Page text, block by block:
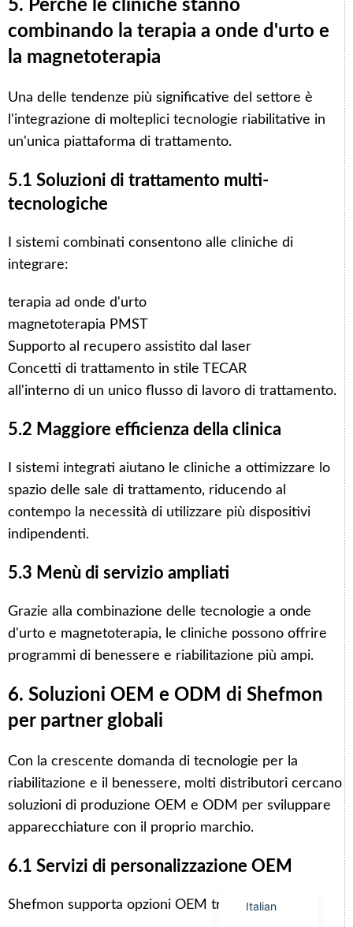
5. Perché le cliniche stanno
combinando la terapia a onde d'urto e
la magnetoterapia
Una delle tendenze più significative del settore è
l'integrazione di molteplici tecnologie riabilitative in
un'unica piattaforma di trattamento.
5.1 Soluzioni di trattamento multi-
tecnologiche
I sistemi combinati consentono alle cliniche di
integrare:
terapia ad onde d'urto
magnetoterapia PMST
Supporto al recupero assistito dal laser
Concetti di trattamento in stile TECAR
all'interno di un unico flusso di lavoro di trattamento.
5.2 Maggiore efficienza della clinica
I sistemi integrati aiutano le cliniche a ottimizzare lo
spazio delle sale di trattamento, riducendo al
contempo la necessità di utilizzare più dispositivi
indipendenti.
5.3 Menù di servizio ampliati
Grazie alla combinazione delle tecnologie a onde
d'urto e magnetoterapia, le cliniche possono offrire
programmi di benessere e riabilitazione più ampi.
6. Soluzioni OEM e ODM di Shefmon
per partner globali
Con la crescente domanda di tecnologie per la
riabilitazione e il benessere, molti distributori cercano
soluzioni di produzione OEM e ODM per sviluppare
apparecchiature con il proprio marchio.
6.1 Servizi di personalizzazione OEM
Shefmon supporta opzioni OEM tra cui:Italian
French
Russian
Portuguese
Korean